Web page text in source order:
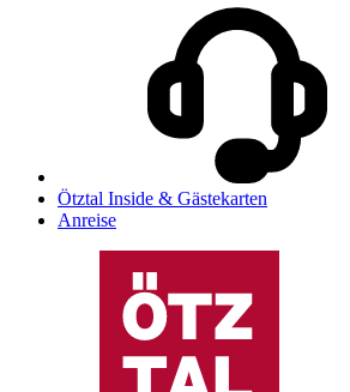
Ötztal Inside & Gästekarten
Anreise